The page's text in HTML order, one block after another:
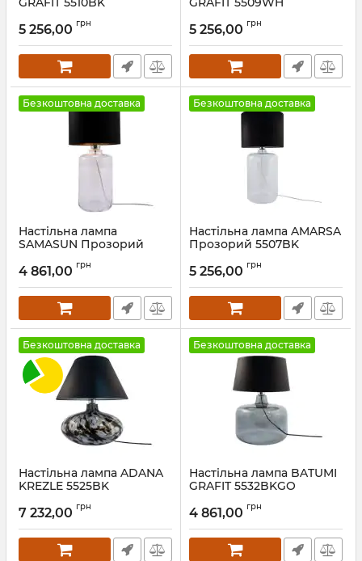
5 256,00 грн 5 256,00 грн
Безкоштовна доставка
Настільна лампа
SAMASUN Прозорий
Артикул:5502BKGO
4 861,00 грн
Безкоштовна доставка
Настільна лампа AMARSA
Прозорий 5507BK
5 256,00 грн
Безкоштовна доставка
Настільна лампа ADANA
KREZLE 5525BK
7 232,00 грн
Безкоштовна доставка
Настільна лампа BATUMI
GRAFIT 5532BKGO
4 861,00 грн